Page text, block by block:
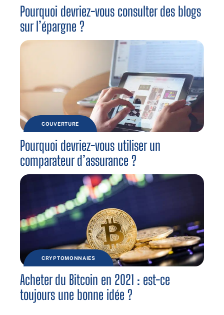
Pourquoi devriez-vous consulter des blogs
sur l’épargne ?
COUVERTURE
Pourquoi devriez-vous utiliser un
comparateur d’assurance ?
CRYPTOMONNAIES
Acheter du Bitcoin en 2021 : est-ce
toujours une bonne idée ?